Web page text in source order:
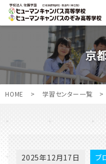
京
HOME > 学習センター一覧 >
2025年12月17日 ブ